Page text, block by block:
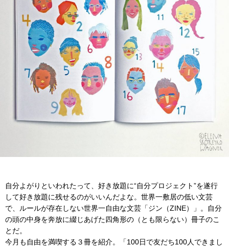
自分よがりといわれたって、好き放題に“自分プロジェクト”を遂行
して好き放題に残せるのがいいんだよな。世界一敷居の低い文芸
で、ルールが存在しない世界一自由な文芸「ジン（ZINE）」。自分
の頭の中身を奔放に綴じあげた四角形の（とも限らない）冊子のこ
とだ。
今月も自由を満喫する３冊を紹介。「100日で友だち100人できまし